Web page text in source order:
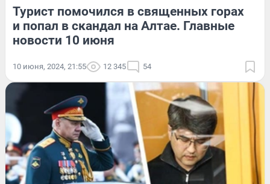
Турист помочился в священных горах
и попал в скандал на Алтае. Главные
новости 10 июня
10 июня, 2024, 21:55 12 345 54